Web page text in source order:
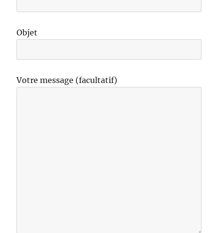
Objet
Votre message (facultatif)